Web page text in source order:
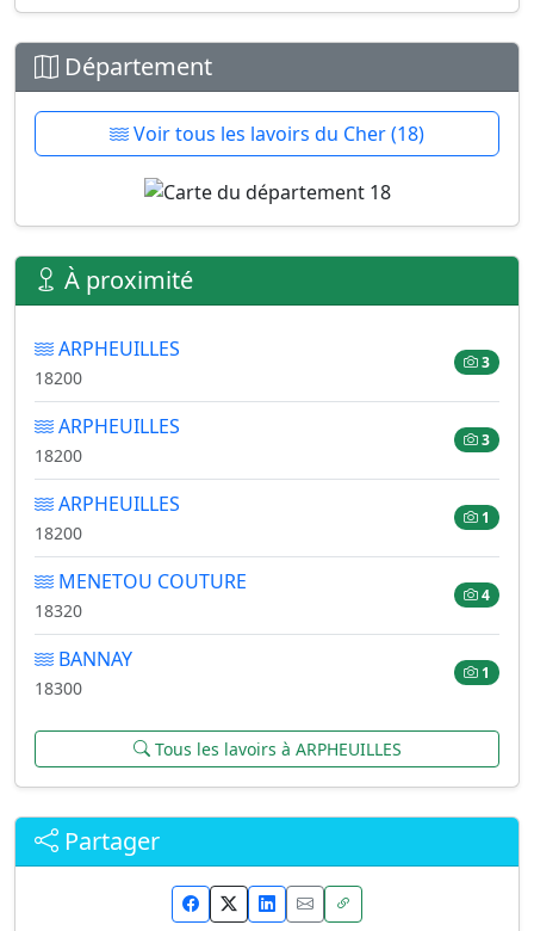
Département
Voir tous les lavoirs du Cher (18)
À proximité
ARPHEUILLES
18200
3
ARPHEUILLES
18200
3
ARPHEUILLES
18200
1
MENETOU COUTURE
18320
4
BANNAY
18300
1
Tous les lavoirs à ARPHEUILLES
Partager